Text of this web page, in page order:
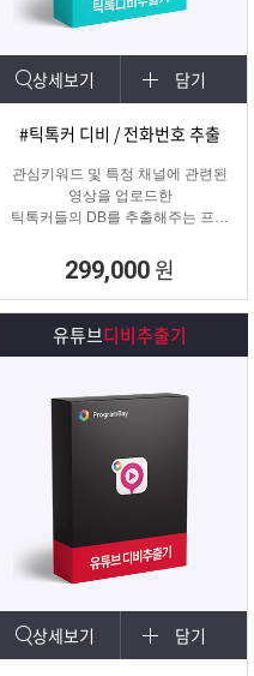
상세보기 담기
#틱톡커 디비 / 전화번호 추출
관심키워드 및 특정 채널에 관련된
영상을 업로드한
틱톡커들의 DB를 추출해주는 프로
299,000 원
유튜브디비추출기
상세보기 담기